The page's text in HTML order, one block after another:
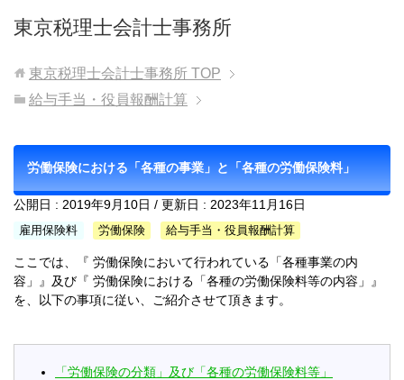
東京税理士会計士事務所
東京税理士会計士事務所 TOP
給与手当・役員報酬計算
労働保険における「各種の事業」と「各種の労働保険料」
公開日 : 2019年9月10日 / 更新日 : 2023年11月16日
雇用保険料 労働保険 給与手当・役員報酬計算
ここでは、『 労働保険において行われている「各種事業の内
容」』及び『 労働保険における「各種の労働保険料等の内容」』
を、以下の事項に従い、ご紹介させて頂きます。
「労働保険の分類」及び「各種の労働保険料等」